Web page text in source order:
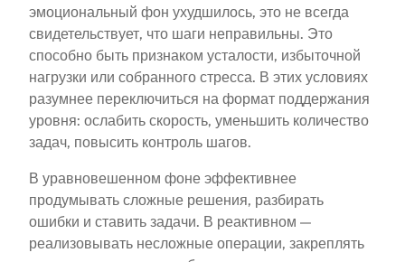
эмоциональный фон ухудшилось, это не всегда
свидетельствует, что шаги неправильны. Это
способно быть признаком усталости, избыточной
нагрузки или собранного стресса. В этих условиях
разумнее переключиться на формат поддержания
уровня: ослабить скорость, уменьшить количество
задач, повысить контроль шагов.
В уравновешенном фоне эффективнее
продумывать сложные решения, разбирать
ошибки и ставить задачи. В реактивном —
реализовывать несложные операции, закреплять